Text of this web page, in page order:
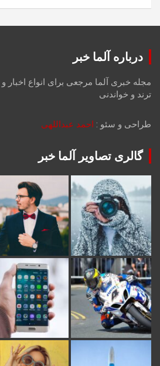
درباره آلما خبر
مجله خبری آلما مرجعی برای انواع اخبار
ترند و خواندنی
طراحی و سئو : احمد عبداللهی
گالری تصاویر آلما خبر